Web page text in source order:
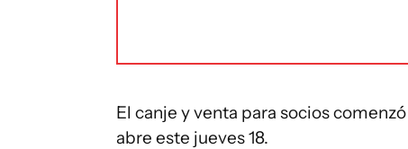
El canje y venta para socios
abre este jueves 18.